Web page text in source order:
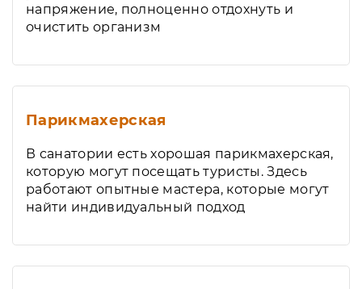
напряжение, полноценно отдохнуть и
очистить организм
Парикмахерская
В санатории есть хорошая парикмахерская,
которую могут посещать туристы. Здесь
работают опытные мастера, которые могут
найти индивидуальный подход